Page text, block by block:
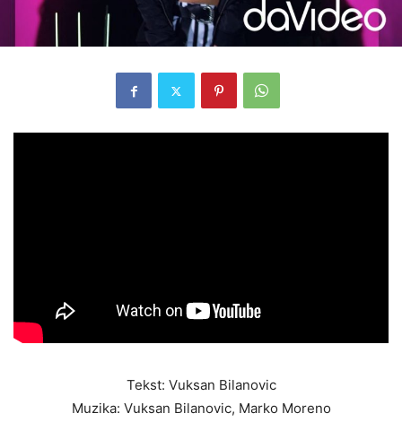
Tekst: Vuksan Bilanovic
Muzika: Vuksan Bilanovic, Marko Moreno